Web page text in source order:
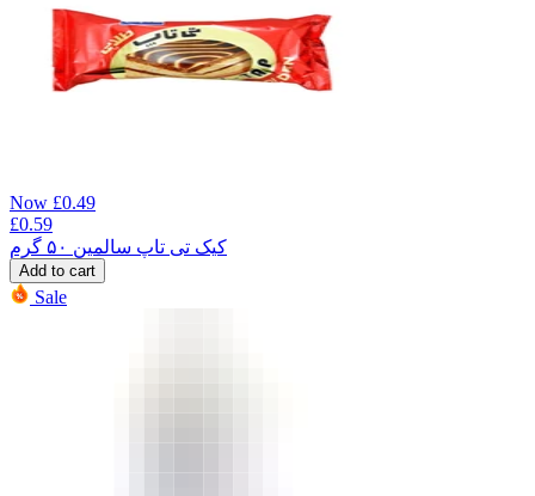
Now £0.49
£0.59
کیک تی تاپ سالمین ۵۰ گرم
Add to cart
Sale